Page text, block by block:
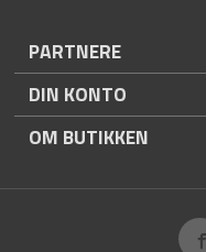
PARTNERE
DIN KONTO
OM BUTIKKEN